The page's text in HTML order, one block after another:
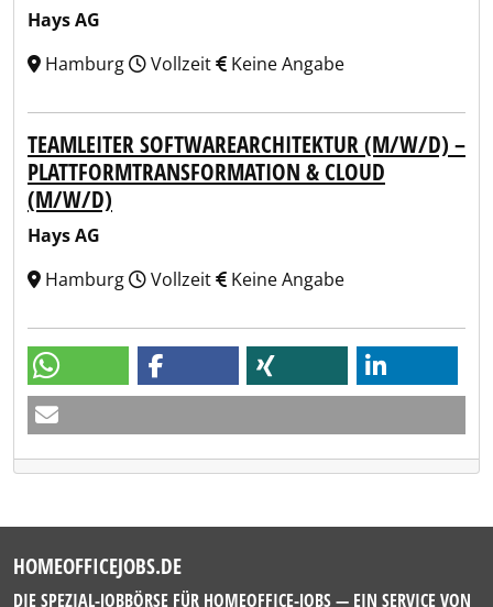
Hays AG
Hamburg
Vollzeit Keine Angabe
TEAMLEITER SOFTWAREARCHITEKTUR (M/W/D) –
PLATTFORMTRANSFORMATION & CLOUD
(M/W/D)
Hays AG
Hamburg
Vollzeit Keine Angabe
HOMEOFFICEJOBS.DE
DIE SPEZIAL-JOBBÖRSE FÜR HOMEOFFICE-JOBS — EIN SERVICE VON